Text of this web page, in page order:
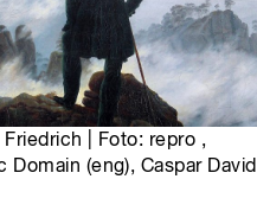
Friedrich | Foto: repro ,
Domain (eng), Caspar David